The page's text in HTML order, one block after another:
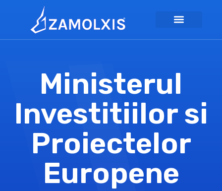
Ministerul
Investitiilor si
Proiectelor
Europene